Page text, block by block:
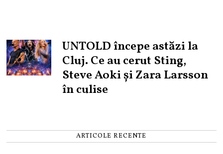
UNTOLD începe astăzi la
Cluj. Ce au cerut Sting,
Steve Aoki și Zara Larsson
în culise
ARTICOLE RECENTE